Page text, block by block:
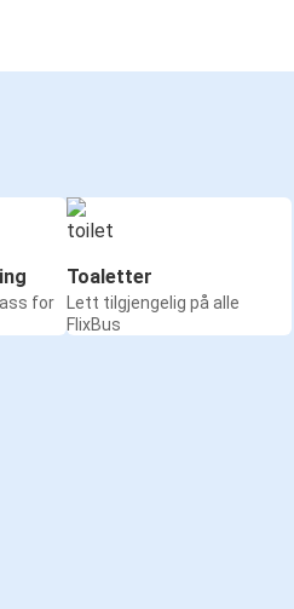
for
Toaletter
Lett tilgjengelig på alle
FlixBus